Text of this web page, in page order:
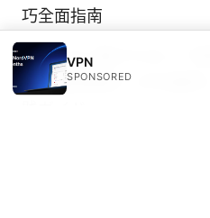
巧全面指南
Openvpn 繋がらない？
法を徹底解説！VPN接続
VPN
SPONSORED